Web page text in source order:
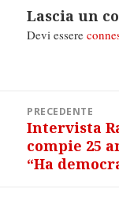
Lascia un
Devi essere
articoliPRECEDENTE
Articolo
precedente:
Intervista
compie 25
“Ha